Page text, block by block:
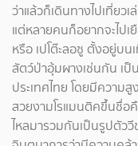
ว่าแล้วก็เดินทางไปเที่ย
แต่หลายคนก็อยากจะไป
หรือ เปโต๊ะลอซู ตั้งอยู่บ
สัตว์ป่าอุ้มผางเช่นกัน เ
ประเทศไทย โดยมีความ
สวยงามโรแมนติคขึ้นชื่อ
ไหลมารวมกันเป็นรูปตัว